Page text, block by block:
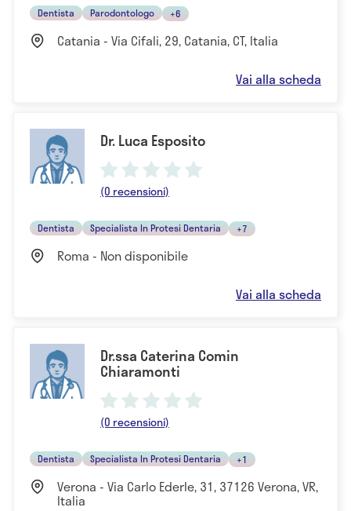
Dentista Parodontologo +6
Catania - Via Cifali, 29, Catania, CT, Italia
Vai alla scheda
Dr. Luca Esposito
(0 recensioni)
Dentista Specialista In Protesi Dentaria +7
Roma - Non disponibile
Vai alla scheda
Dr.ssa Caterina Comin
Chiaramonti
(0 recensioni)
Dentista Specialista In Protesi Dentaria +1
Verona - Via Carlo Ederle, 31, 37126 Verona, VR,
Italia